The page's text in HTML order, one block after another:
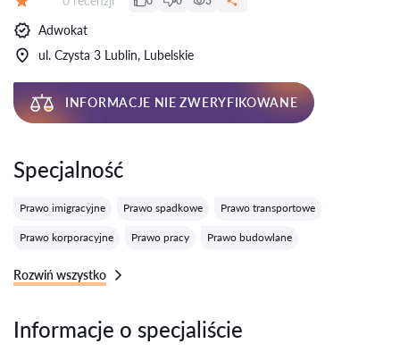
Adwokat
ul. Czysta 3 Lublin, Lubelskie
INFORMACJE NIE ZWERYFIKOWANE
Specjalność
Prawo imigracyjne Prawo spadkowe Prawo transportowe
Prawo korporacyjne Prawo pracy Prawo budowlane
Rozwiń wszystko
Informacje o specjaliście